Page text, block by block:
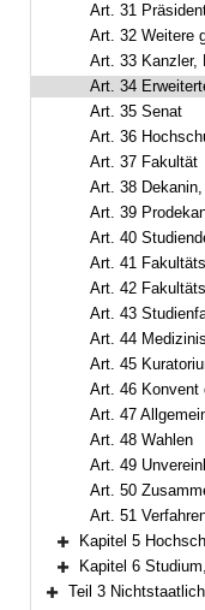
Art. 31
Art. 32 Weitere
Art. 33 Kanzler,
Art. 34
Art. 35 Senat
Art. 36
Art. 37 Fakultät
Art. 38
Art. 39
Art. 40
Art. 41
Art. 42
Art. 43
Art. 44
Art. 45
Art. 46 Konvent der
Art. 47 Allgemeine
Art. 48 Wahlen
Art. 49
Art. 50
Art. 51
Bereich erweitern
Kapitel 5
Bereich erweitern
Kapitel 6
Teil 3 Nichtstaatliche